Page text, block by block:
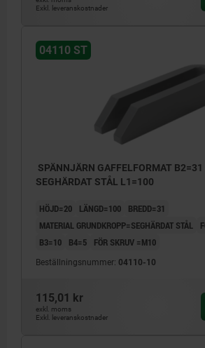
Exkl. leveranskostnader
04110 ST
SPÄNNJÄRN GAFFELFORMAT
SEGHÄRDAT STÅL L1=100
HÖJD=20 LÄNGD=100
BREDD=31
MATERIAL GRUNDKROPP=SEGHÄRDAT STÅL
B3=10
B4=5 FÖR SKRUV =M10
Beställningsnummer: 04110-10
115,01 kr
exkl. moms
Exkl. leveranskostnader